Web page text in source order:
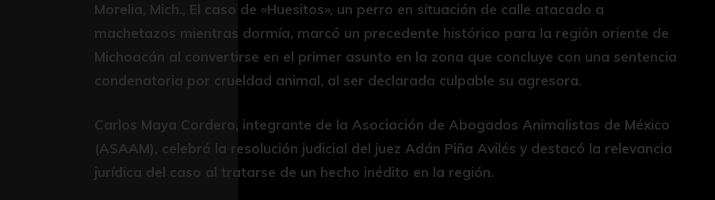
Morelia, Mich., El caso de «Huesitos», un perro en situación de calle atacado a
machetazos mientras dormía, marcó un precedente histórico para la región oriente de
Michoacán al convertirse en el primer asunto en la zona que concluye con una sentencia
condenatoria por crueldad animal, al ser declarada culpable su agresora.
Carlos Maya Cordero, integrante de la Asociación de Abogados Animalistas de México
(ASAAM), celebró la resolución judicial del juez Adán Piña Avilés y destacó la relevancia
jurídica del caso al tratarse de un hecho inédito en la región.